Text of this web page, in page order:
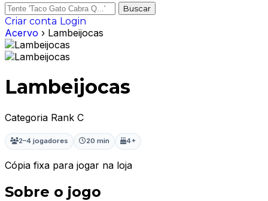
Buscar
Criar conta Login
Acervo › Lambeijocas
Lambeijocas
Categoria Rank C
2–4 jogadores 20 min 4+
Cópia fixa para jogar na loja
Sobre o jogo